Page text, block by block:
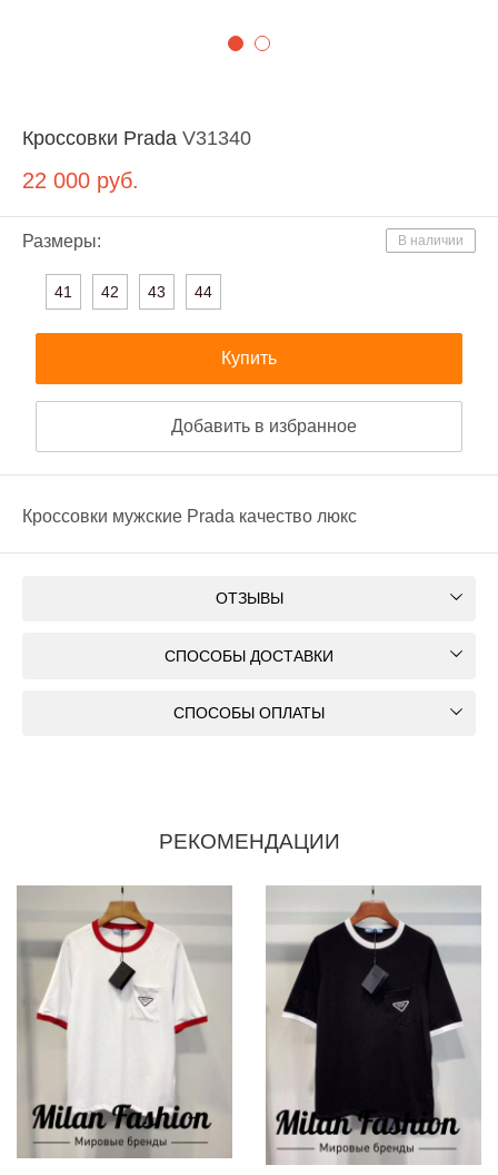
Кроссовки Prada V31340
22 000 руб.
В наличии
Размеры:
41 42 43 44
Купить
Добавить в избранное
Кроссовки мужские Prada качество люкс
ОТЗЫВЫ
СПОСОБЫ ДОСТАВКИ
СПОСОБЫ ОПЛАТЫ
РЕКОМЕНДАЦИИ